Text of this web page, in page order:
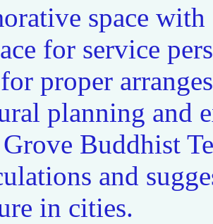
space
for service
proper
planning and
Buddhist
and
in cities.